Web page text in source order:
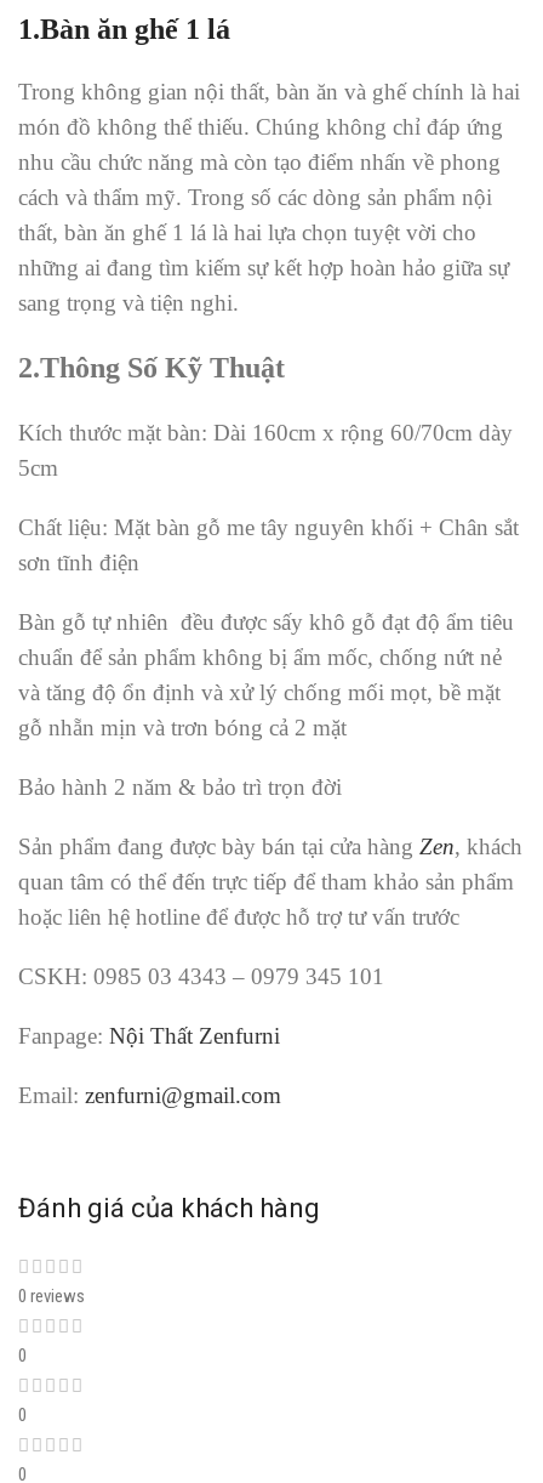
1.Bàn ăn ghế 1 lá
Trong không gian nội thất, bàn ăn và ghế chính là hai
món đồ không thể thiếu. Chúng không chỉ đáp ứng
nhu cầu chức năng mà còn tạo điểm nhấn về phong
cách và thẩm mỹ. Trong số các dòng sản phẩm nội
thất, bàn ăn ghế 1 lá là hai lựa chọn tuyệt vời cho
những ai đang tìm kiếm sự kết hợp hoàn hảo giữa sự
sang trọng và tiện nghi.
2.Thông Số Kỹ Thuật
Kích thước mặt bàn: Dài 160cm x rộng 60/70cm dày
5cm
Chất liệu: Mặt bàn gỗ me tây nguyên khối + Chân sắt
sơn tĩnh điện
Bàn gỗ tự nhiên đều được sấy khô gỗ đạt độ ẩm tiêu
chuẩn để sản phẩm không bị ẩm mốc, chống nứt nẻ
và tăng độ ổn định và xử lý chống mối mọt, bề mặt
gỗ nhẵn mịn và trơn bóng cả 2 mặt
Bảo hành 2 năm & bảo trì trọn đời
Sản phẩm đang được bày bán tại cửa hàng Zen, khách
quan tâm có thể đến trực tiếp để tham khảo sản phẩm
hoặc liên hệ hotline để được hỗ trợ tư vấn trước
CSKH: 0985 03 4343 – 0979 345 101
Fanpage: Nội Thất Zenfurni
Email: zenfurni@gmail.com
Đánh giá của khách hàng
0 reviews
0
0
0